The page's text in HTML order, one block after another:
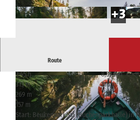
© Philipp Zieger, Tourismusverband Sächsische
Schweiz
© ©
Route
2:45 h
8,39 km
313 m
316 m
269 m
426 m
157 m
Start: Beukenparkhal (Buchenparkhalle) in